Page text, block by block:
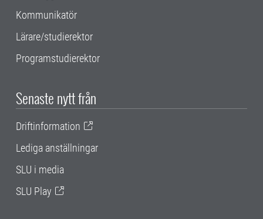
Kommunikatör
Lärare/studierektor
Programstudierektor
Senaste nytt från
Driftinformation
Lediga anställningar
SLU i media
SLU Play